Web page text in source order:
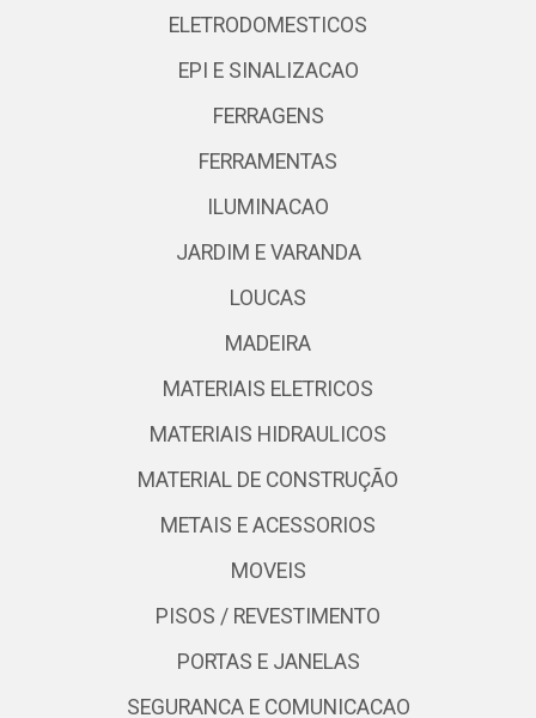
ELETRODOMESTICOS
EPI E SINALIZACAO
FERRAGENS
FERRAMENTAS
ILUMINACAO
JARDIM E VARANDA
LOUCAS
MADEIRA
MATERIAIS ELETRICOS
MATERIAIS HIDRAULICOS
MATERIAL DE CONSTRUÇÃO
METAIS E ACESSORIOS
MOVEIS
PISOS / REVESTIMENTO
PORTAS E JANELAS
SEGURANCA E COMUNICACAO